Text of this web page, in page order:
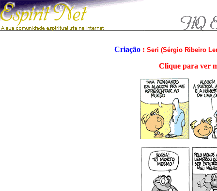
Criação : Seri (Sérgio Ribeiro
Clique para ver